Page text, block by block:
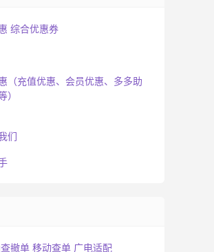
综合优惠券
（充值优惠、会员优惠、多多助
）
们
撤单 移动查单 广电适配